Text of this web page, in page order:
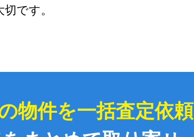
です。
物件を一括査定依頼